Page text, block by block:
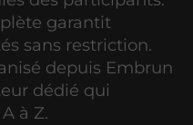
garantit
sans restriction.
depuis Embrun
dédié qui
à Z.